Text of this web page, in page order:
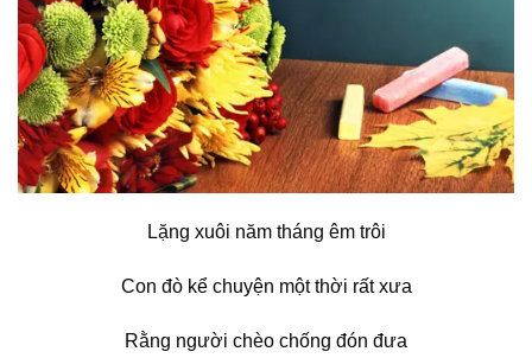
Lặng xuôi năm tháng êm trôi
Con đò kể chuyện một thời rất xưa
Rằng người chèo chống đón đưa